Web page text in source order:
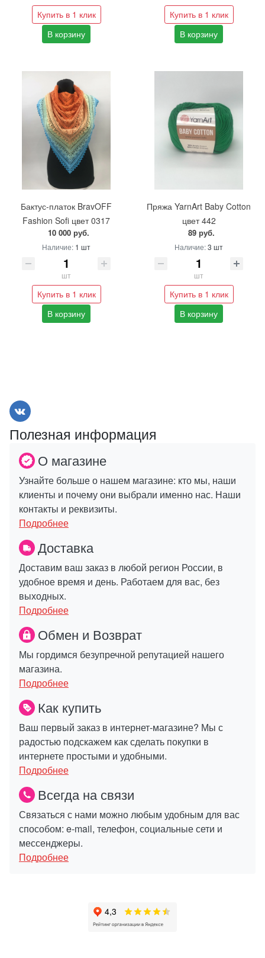
Купить в 1 клик
В корзину
Купить в 1 клик
В корзину
Бактус-платок BravOFF
Fashion Sofi цвет 0317
10 000 руб.
Наличие: 1 шт
шт
Купить в 1 клик
В корзину
Пряжа YarnArt Baby Cotton
цвет 442
89 руб.
Наличие:3 шт
шт
Купить в 1 клик
В корзину
Полезная информация
О магазине
Узнайте больше о нашем магазине: кто мы, наши
клиенты и почему они выбрали именно нас. Наши
контакты и реквизиты.
Подробнее
Доставка
Доставим ваш заказ в любой регион России, в
удобное время и день. Работаем для вас, без
выходных.
Подробнее
Обмен и Возврат
Мы гордимся безупречной репутацией нашего
магазина.
Подробнее
Как купить
Ваш первый заказ в интернет-магазине? Мы с
радостью подскажем как сделать покупки в
интернете простыми и удобными.
Подробнее
Всегда на связи
Связаться с нами можно любым удобным для вас
способом: e-mail, телефон, социальные сети и
мессенджеры.
Подробнее